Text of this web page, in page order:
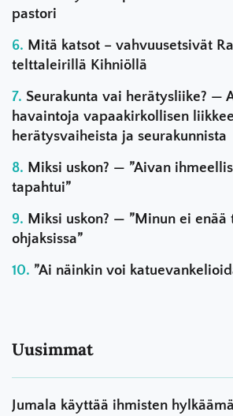
pastori
Mitä katsot – vahvuusetsivät
telttaleirillä Kihniöllä
Seurakunta vai herätysliike? —
havaintoja vapaakirkollisen
herätysvaiheista ja seurakunnista
Miksi uskon? — ”Aivan
tapahtui”
Miksi uskon? — ”Minun ei
ohjaksissa”
”Ai näinkin voi
Uusimmat
Jumala käyttää ihmisten